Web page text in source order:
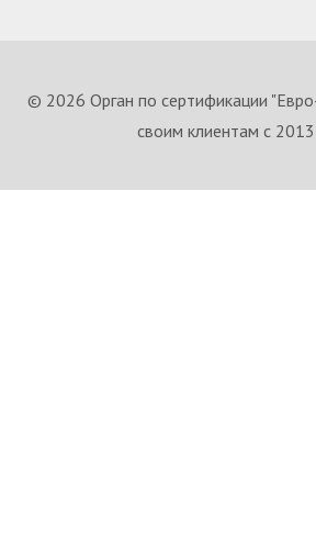
© 2026 Орган по сертификации
своим клиентам с